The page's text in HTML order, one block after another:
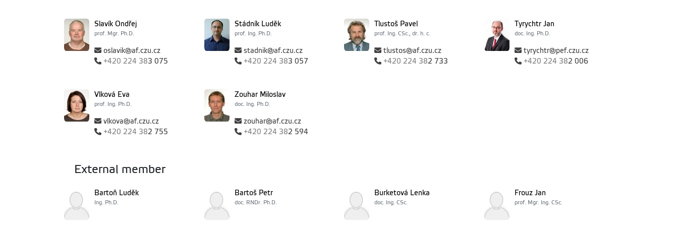
Slavík Ondřej
prof. Mgr. Ph.D.
oslavik@af.czu.cz
+420 224 383 075
Stádník Luděk
prof. Ing. Ph.D.
stadnik@af.czu.cz
+420 224 383 057
Tlustoš Pavel
prof. Ing. CSc., dr. h. c.
tlustos@af.czu.cz
+420 224 382 733
Tyrychtr Jan
doc. Ing. Ph.D.
tyrychtr@pef.czu.cz
+420 224 382 006
Vlková Eva
prof. Ing. Ph.D.
vlkova@af.czu.cz
+420 224 382 755
Zouhar Miloslav
doc. Ing. Ph.D.
zouhar@af.czu.cz
+420 224 382 594
External member
Bartoň Luděk
Ing. Ph.D.
Bartoš Petr
doc. RNDr. Ph.D.
Burketová Lenka
doc. Ing. CSc.
Frouz Jan
prof. Mgr. Ing. CSc.